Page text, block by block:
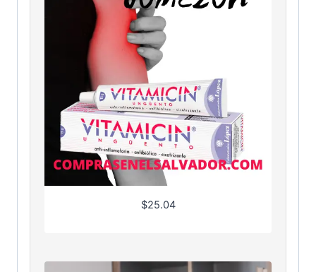
$25.04